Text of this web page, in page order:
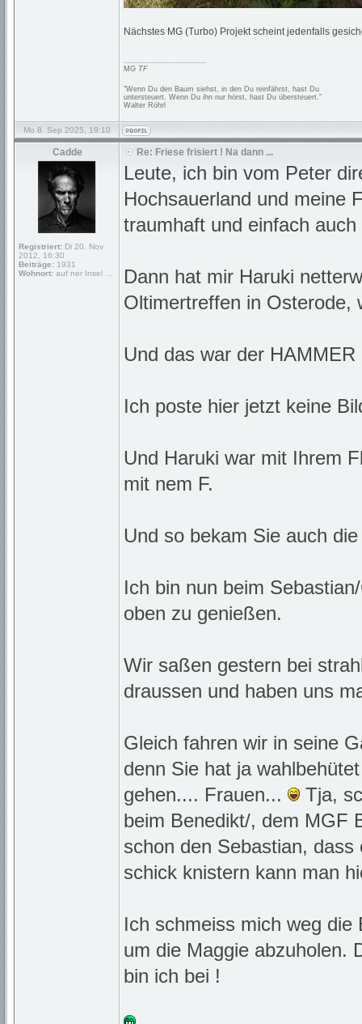
Nächstes MG (Turbo) Projekt scheint jedenfalls
MG TF
"Wenn Du den Baum siehst, in den Du reinfährst, hast Du
untersteuert. Wenn Du ihn nur hörst, hast Du übersteuert."
Walter Röhrl
Mo 8. Sep 2025, 19:10
Cadde
Registriert: Di 20. Nov
2012, 16:30
Beiträge: 1931
Wohnort: auf ner Insel ...
Re: Friese frisiert ! Na dann ...
Leute, ich bin vom Peter
Hochsauerland und meine
traumhaft und einfach
Dann hat mir Haruki
Oltimertreffen in Osterode,
Und das war der
Ich poste hier jetzt keine
Und Haruki war mit Ihrem
mit nem F.
Und so bekam Sie auch
Ich bin nun beim
oben zu genießen.
Wir saßen gestern bei
draussen und haben uns
Gleich fahren wir in seine
denn Sie hat ja
gehen.... Frauen...
Tja,
beim Benedikt/, dem MGF
schon den Sebastian,
schick knistern kann man
Ich schmeiss mich weg
um die Maggie abzuholen.
bin ich bei !